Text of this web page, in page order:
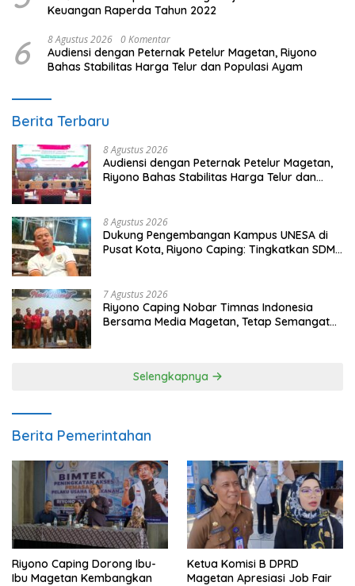
Keuangan Raperda Tahun 2022
6 8 Agustus 2026 0 Komentar
Audiensi dengan Peternak Petelur Magetan, Riyono
Bahas Stabilitas Harga Telur dan Populasi Ayam
Berita Terbaru
8 Agustus 2026
Audiensi dengan Peternak Petelur Magetan,
Riyono Bahas Stabilitas Harga Telur dan
8 Agustus 2026
Dukung Pengembangan Kampus UNESA di
Pusat Kota, Riyono Caping: Tingkatkan SDM
7 Agustus 2026
Riyono Caping Nobar Timnas Indonesia
Bersama Media Magetan, Tetap Semangat
Selengkapnya
Berita Pemerintahan
Riyono Caping Dorong Ibu-
Ibu Magetan Kembangkan
Ketua Komisi B DPRD
Magetan Apresiasi Job Fair